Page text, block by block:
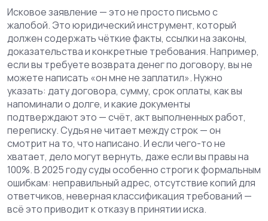
Исковое заявление — это не просто письмо с
жалобой. Это юридический инструмент, который
должен содержать чёткие факты, ссылки на законы,
доказательства и конкретные требования. Например,
если вы требуете возврата денег по договору, вы не
можете написать «он мне не заплатил». Нужно
указать: дату договора, сумму, срок оплаты, как вы
напоминали о долге, и какие документы
подтверждают это — счёт, акт выполненных работ,
переписку. Судья не читает между строк — он
смотрит на то, что написано. И если чего-то не
хватает, дело могут вернуть, даже если вы правы на
100%. В 2025 году суды особенно строги к формальным
ошибкам: неправильный адрес, отсутствие копий для
ответчиков, неверная классификация требований —
всё это приводит к отказу в принятии иска.